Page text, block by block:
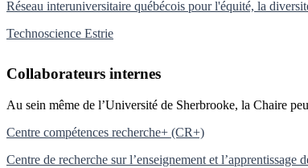
Réseau interuniversitaire québécois pour l'équité, la
Technoscience Estrie
Collaborateurs internes
Au sein même de l’Université de Sherbrooke, la Chaire
Centre compétences recherche+ (CR+)
Centre de recherche sur l’enseignement et l’apprentissage